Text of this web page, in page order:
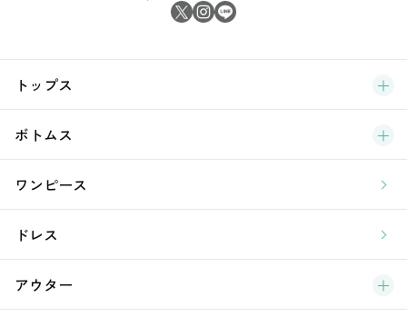
ブ
新
ラ
ア
トップス
ボトムス
ワンピース
ドレス
アウター